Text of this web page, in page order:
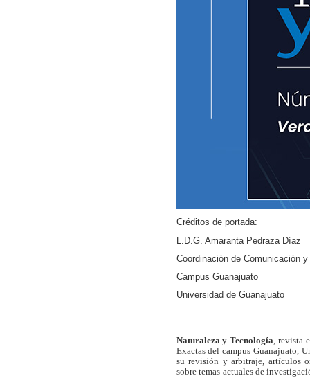
Créditos de portada:
L.D.G. Amaranta Pedraza Díaz
Coordinación de Comunicación
Campus Guanajuato
Universidad de Guanajuato
Naturaleza y Tecnología, revista
Exactas del campus Guanajuato,
su revisión y arbitraje, artículos
sobre temas actuales de